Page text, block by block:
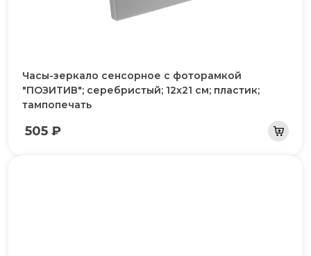
Часы-зеркало сенсорное с фоторамкой
"ПОЗИТИВ"; серебристый; 12х21 см; пластик;
тампопечать
505 ₽